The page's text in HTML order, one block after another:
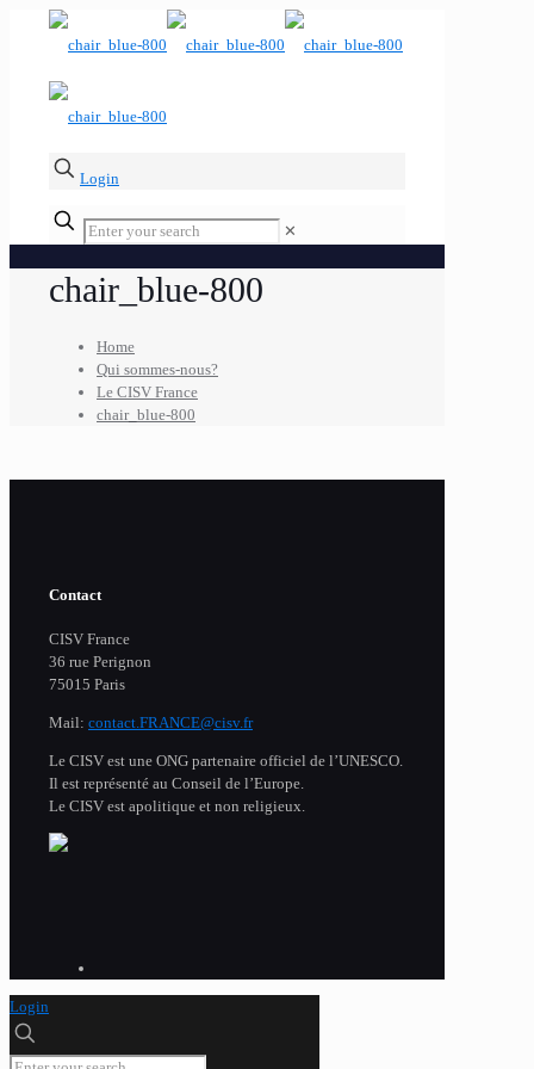
Login
✕
chair_blue-800
Home
Qui sommes-nous?
Le CISV France
chair_blue-800
Contact
CISV France
36 rue Perignon
75015 Paris
Mail: contact.FRANCE@cisv.fr
Le CISV est une ONG partenaire officiel de l’UNESCO.
Il est représenté au Conseil de l’Europe.
Le CISV est apolitique et non religieux.
Login